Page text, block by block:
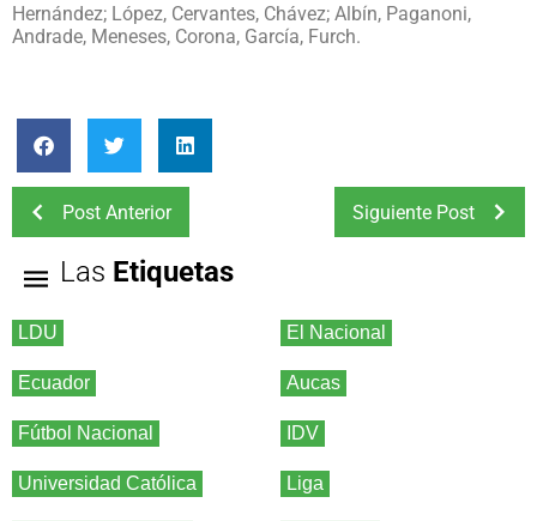
Hernández; López, Cervantes, Chávez; Albín, Paganoni,
Andrade, Meneses, Corona, García, Furch.
Post Anterior Siguiente Post
Las Etiquetas
LDU El Nacional
Ecuador Aucas
Fútbol Nacional IDV
Universidad Católica Liga